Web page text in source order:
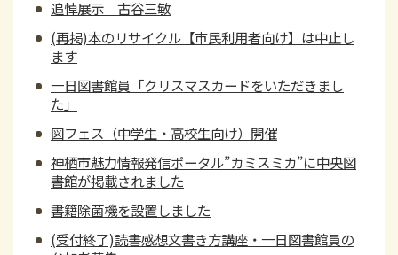
追悼展示 古谷三敏
(再掲)本のリサイクル【市民利用者向け】は中止し
ます
一日図書館員「クリスマスカードをいただきまし
た」
図フェス（中学生・高校生向け）開催
神栖市魅力情報発信ポータル”カミスミカ”に中央図
書館が掲載されました
書籍除菌機を設置しました
(受付終了)読書感想文書き方講座・一日図書館員の